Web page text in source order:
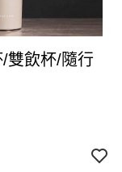
雙飲杯/隨行